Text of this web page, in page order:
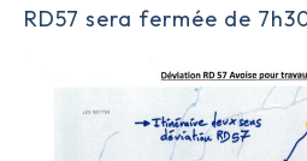
RD57 sera fermée de